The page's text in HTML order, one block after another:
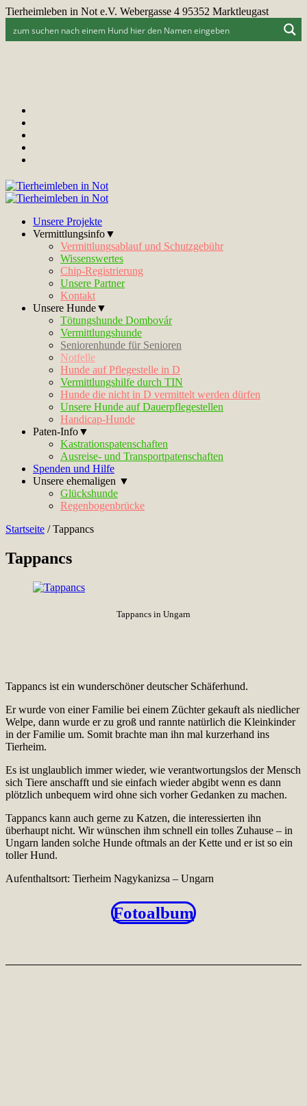
Tierheimleben in Not e.V. Webergasse 4 95352 Marktleugast
Unsere Projekte
Vermittlungsinfo▼
Vermittlungsablauf und Schutzgebühr
Wissenswertes
Chip-Registrierung
Unsere Partner
Kontakt
Unsere Hunde▼
Tötungshunde Dombovár
Vermittlungshunde
Seniorenhunde für Senioren
Notfelle
Hunde auf Pflegestelle in D
Vermittlungshilfe durch TIN
Hunde die nicht in D vermittelt werden dürfen
Unsere Hunde auf Dauerpflegestellen
Handicap-Hunde
Paten-Info▼
Kastrationspatenschaften
Ausreise- und Transportpatenschaften
Spenden und Hilfe
Unsere ehemaligen ▼
Glückshunde
Regenbogenbrücke
Startseite /Tappancs
Tappancs
Tappancs in Ungarn
Tappancs ist ein wunderschöner deutscher Schäferhund.
Er wurde von einer Familie bei einem Züchter gekauft als niedlicher
Welpe, dann wurde er zu groß und rannte natürlich die Kleinkinder
in der Familie um. Somit brachte man ihn mal kurzerhand ins
Tierheim.
Es ist unglaublich immer wieder, wie verantwortungslos der Mensch
sich Tiere anschafft und sie einfach wieder abgibt wenn es dann
plötzlich unbequem wird ohne sich vorher Gedanken zu machen.
Tappancs kann auch gerne zu Katzen, die interessierten ihn
überhaupt nicht. Wir wünschen ihm schnell ein tolles Zuhause – in
Ungarn landen solche Hunde oftmals an der Kette und er ist so ein
toller Hund.
Aufenthaltsort: Tierheim Nagykanizsa – Ungarn
Fotoalbum